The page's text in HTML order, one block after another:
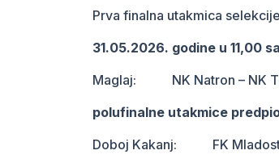
Prva finalna utakmica
31.05.2026. godine u 11,00
Maglaj: NK Natron – NK
polufinalne utakmice
Doboj Kakanj: FK